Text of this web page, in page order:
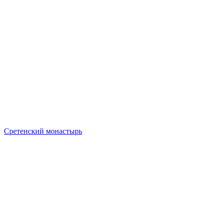
Сретенский монастырь